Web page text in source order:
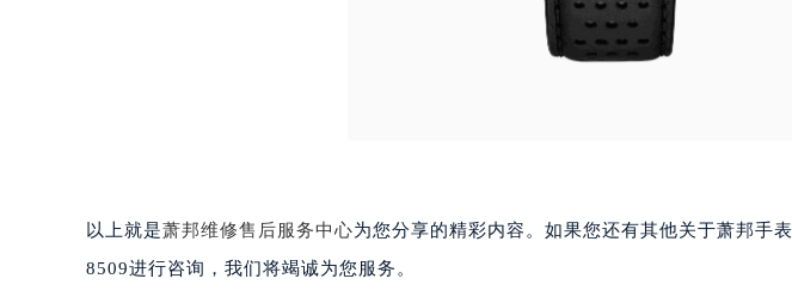
台州市椒江区东海大道1800号腾达中心东1幢20楼2002室（需提前
内蒙古自治区呼和浩特市玉泉区大学西街70号华润万象城写字楼（
黑龙江省黑河市爱辉区中央街萧邦售后服务中心（需提前预约）
黑龙江省鸡西市鸡冠区红军路萧邦售后服务中心（需提前预约）
以上就是萧邦维修售后服务中心为您分享的精彩内容。如果您还有其他关于萧邦手
8509进行咨询，我们将竭诚为您服务。